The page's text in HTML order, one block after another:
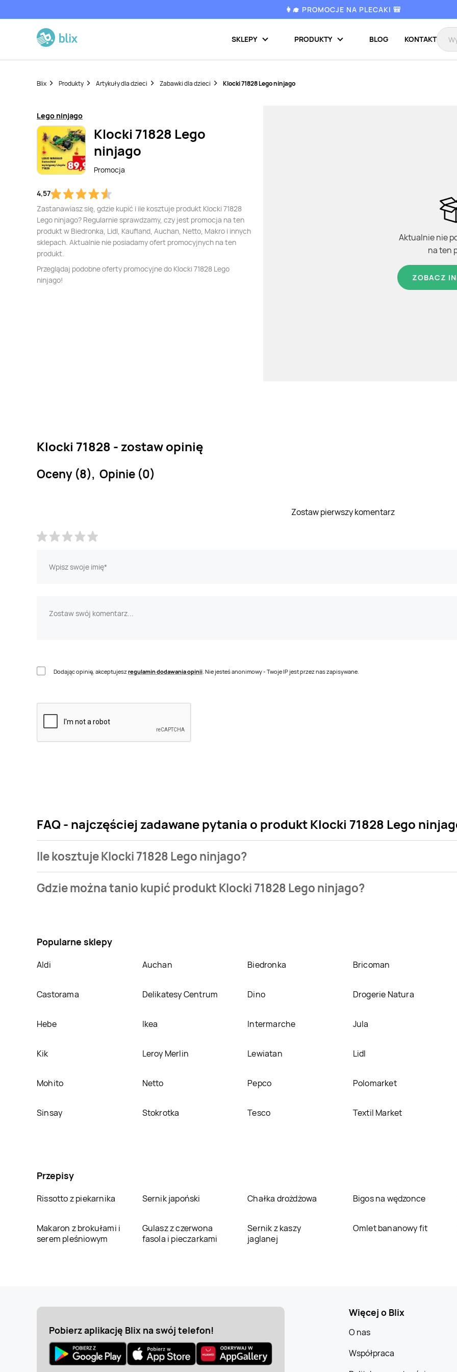
👩‍🎓 PROMOCJE NA PLECAKI 🎒
SKLEPY PRODUKTY BLOG KONTAKT
Blix Produkty Artykuły dla dzieci Zabawki dla dzieci Klocki 71828 Lego ninjago
Lego ninjago
Klocki 71828 Lego
ninjago
Promocja
4,57
Zastanawiasz się, gdzie kupić i ile kosztuje produkt Klocki 71828
Lego ninjago? Regularnie sprawdzamy, czy jest promocja na ten
produkt w Biedronka, Lidl, Kaufland, Auchan, Netto, Makro i innych
sklepach. Aktualnie nie posiadamy ofert promocyjnych na ten
produkt.
Przeglądaj podobne oferty promocyjne do Klocki 71828 Lego
ninjago!
Aktualnie nie
na ten
ZOBACZ
Klocki 71828 - zostaw opinię
Oceny (8), Opinie (0)
Zostaw pierwszy komentarz
Dodając opinię, akceptujeszregulamin dodawania opinii . Nie jesteś anonimowy - Twoje IP jest przez nas zapisywane.
FAQ - najczęściej zadawane pytania o produkt Klocki 71828 Lego
Ile kosztuje Klocki 71828 Lego ninjago?
Lego ninjago kosztuje od 89,9 zł.
Gdzie można tanio kupić produkt Klocki 71828 Lego ninjago?
Popularne sklepy
Aldi Auchan Biedronka Bricoman
Castorama Delikatesy Centrum Dino Drogerie Natura
Hebe Ikea Intermarche Jula
Kik Leroy Merlin Lewiatan Lidl
Mohito Netto Pepco Polomarket
Sinsay Stokrotka Tesco Textil Market
Przepisy
Rissotto z piekarnika Sernik japoński Chałka drożdżowa Bigos na wędzonce
Makaron z brokułami i
serem pleśniowym
Gulasz z czerwona
fasola i pieczarkami
Sernik z kaszy
jaglanej
Omlet bananowy fit
Pobierz aplikację Blix na swój telefon!
Więcej o Blix
O nas
Współpraca